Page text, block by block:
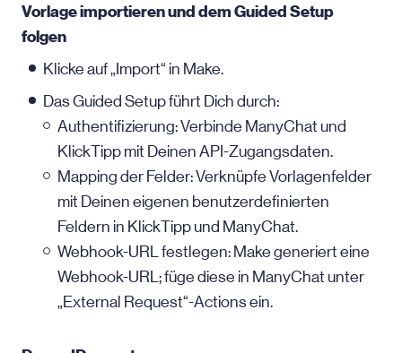
Vorlage importieren und dem Guided Setup
folgen
Klicke auf „Import“ in Make.
Das Guided Setup führt Dich durch:
Authentifizierung: Verbinde ManyChat und
KlickTipp mit Deinen API-Zugangsdaten.
Mapping der Felder: Verknüpfe Vorlagenfelder
mit Deinen eigenen benutzerdefinierten
Feldern in KlickTipp und ManyChat.
Webhook-URL festlegen: Make generiert eine
Webhook-URL; füge diese in ManyChat unter
„External Request“-Actions ein.